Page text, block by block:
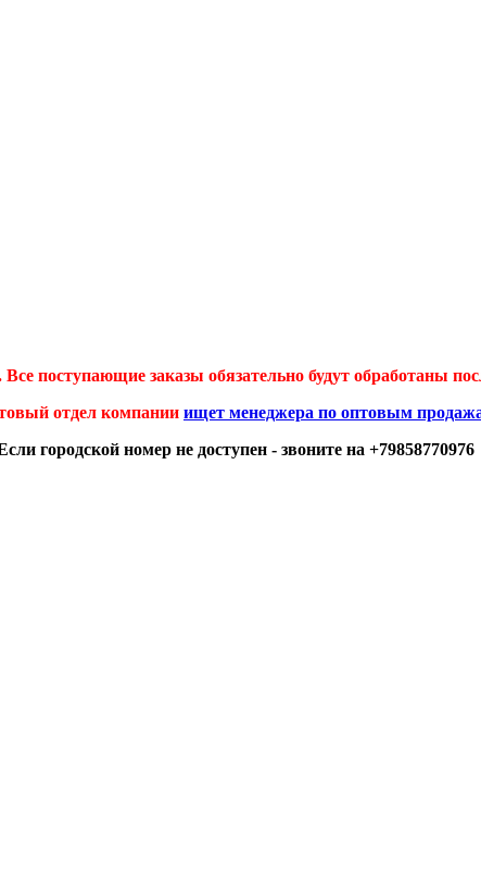
поступающие заказы обязательно будут обработаны
отдел компании ищет менеджера по оптовым
городской номер не доступен - звоните на +79858770976